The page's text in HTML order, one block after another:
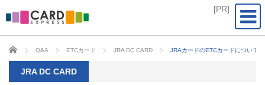
CARD EXPRESS
Q&A ETCカード JRA DC CARD JRAカードのETCカードについて
JRA DC CARD